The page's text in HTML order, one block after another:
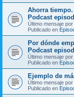
Ahorra
Podcast
Último mensaje por
Publicado en
Por dónde
Podcast
Último mensaje por
Publicado en
Ejemplo de
Último mensaje por
Publicado en